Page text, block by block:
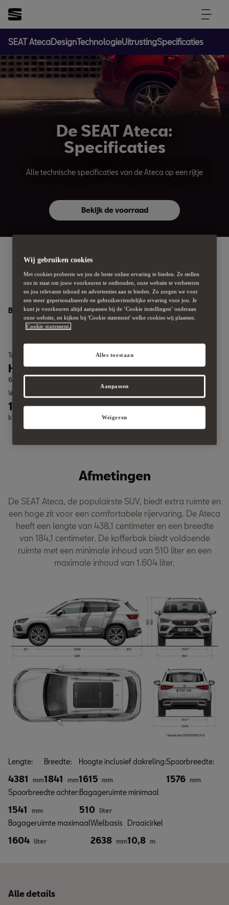
SEAT AtecaDesignTechnologieUitrustingSpecificaties
De SEAT Ateca:
Specificaties
Alle technische specificaties van de Ateca op een rijtje
Bekijk de voorraad
Motorisering
Benzine Motoren
Transmissie
Handgeschakeld
6 versnellingen
1.5
Vermogen
110 / 150
kW/pk
DSG-
automaat
7 versnellingen
Afmetingen
De SEAT Ateca, de populairste SUV, biedt extra ruimte en
een hoge zit voor een comfortabele rijervaring. De Ateca
heeft een lengte van 438,1 centimeter en een breedte
van 184,1 centimeter. De kofferbak biedt voldoende
ruimte met een minimale inhoud van 510 liter en een
maximale inhoud van 1.604 liter.
Lengte:
4381 mm
Breedte:
1841 mm
Hoogte inclusief dakreling:
1615 mm
Spoorbreedte:
1576 mm
Spoorbreedte achter:
1541 mm
Bagageruimte minimaal
510 liter
Bagageruimte maximaal
1604 liter
Wielbasis
2638 mm
Draaicirkel
10,8 m
Alle details
Wij gebruiken cookies
Met cookies proberen we jou de beste online ervaring te bieden. Ze stellen
ons in staat om jouw voorkeuren te onthouden, onze website te verbeteren
en jou relevante inhoud en advertenties aan te bieden. Zo zorgen we voor
een meer gepersonaliseerde en gebruiksvriendelijke ervaring voor jou. Je
kunt je voorkeuren altijd aanpassen bij de ‘Cookie instellingen’ onderaan
onze website, en kijken bij 'Cookie statement' welke cookies wij plaatsen.
Cookie statement.
Weigeren
Alles toestaan
Aanpassen